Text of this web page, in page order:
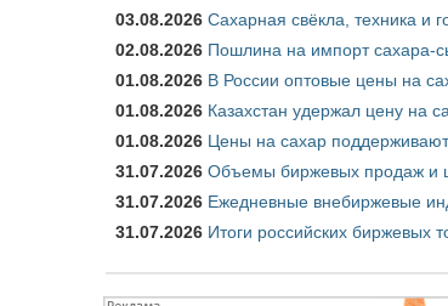
03.08.2026 Сахарная свёкла, техника и
02.08.2026 Пошлина на импорт сахара-
01.08.2026 В России оптовые цены на
01.08.2026 Казахстан удержал цену на
01.08.2026 Цены на сахар
31.07.2026 Объемы биржевых продаж и
31.07.2026 Ежедневные внебиржевые
31.07.2026 Итоги российских биржевых